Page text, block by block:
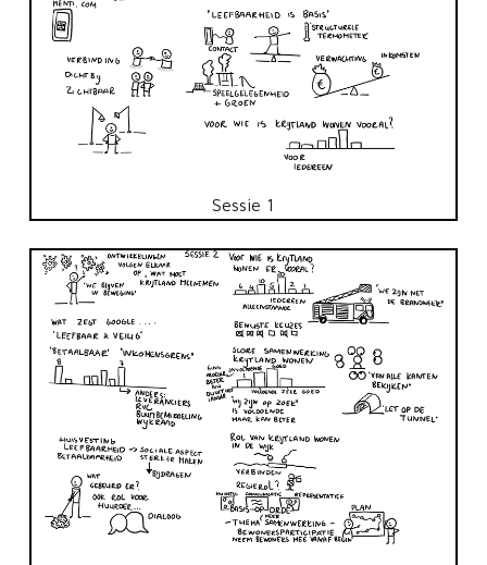
Sessie 1